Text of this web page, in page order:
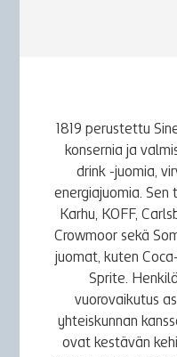
1819 perustettu
konsernia ja
drink -juomia,
energiajuomia. Sen
Karhu, KOFF,
Crowmoor sekä
juomat, kuten
Sprite.
vuorovaikutus
yhteiskunnan
ovat kestävän